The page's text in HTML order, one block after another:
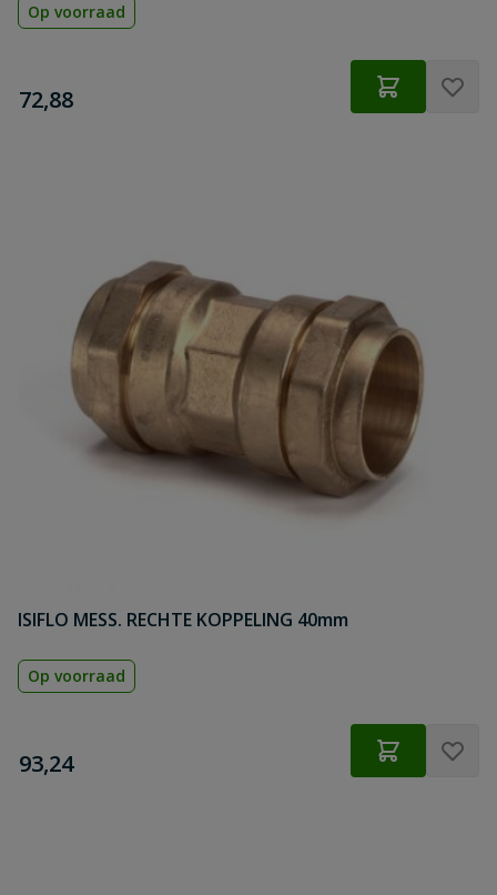
Op voorraad
€
72,88
ISIFLO MESS. RECHTE KOPPELING 40mm
Op voorraad
€
93,24